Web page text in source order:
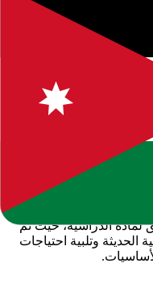
والتعليمي فقط.
خطة وتحليل محتوى
التعليمية الشاملة التي
2026-2027
لمادةالدراسية، حيث تم
الحديثة وتلبية احتياجات